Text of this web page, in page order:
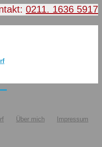
0211. 1636 5917
Über mich Impressum